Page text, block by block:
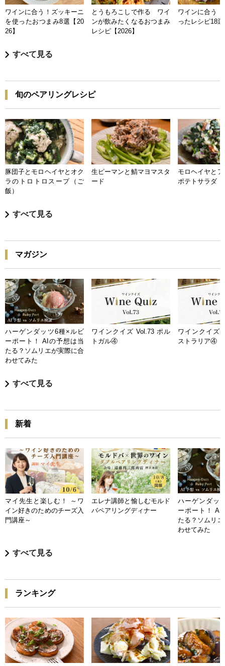
ワインに合う！ズッキーニ
を使ったおつまみ8選【20
26】
とうもろこしで作る ワイ
ンが飲みたくなるおつまみ
レシピ【2026】
ワインに合う
ったレシピ18
すべて見る
旬のペアリングレシピ
豚団子とモロヘイヤとオク
ラのトロトロスープ（ご
飯）
生ピーマンと鯖マヨマスタ
ード
モロヘイヤと
ポテトサラダ
すべて見る
マガジン
ハーゲンダッツ6種×ルビ
ーポート！ AIの予想は当
たる？ソムリエが実際に合
わせてみた
ワインクイズ Vol.73 ポル
トガル④
ワインクイズ
ストラリア④
すべて見る
新着
マイ先生と楽しむ！ ～ワ
イン好きのためのチーズ入
門講座～
エレナ講師と愉しむモルド
バペアリングディナー
ハーゲンダッ
ーポート！ AI
たる？ソムリ
わせてみた
すべて見る
ランキング